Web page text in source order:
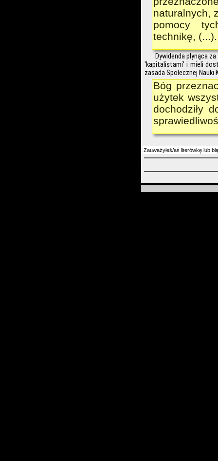
naturalnych,
pomocy
technikę,
Dywidenda płynąca
'kapitalistami' i mieli
zasada Społecznej
Bóg
użytek
dochodziły
Zauważyłeś/aś literówkę lub